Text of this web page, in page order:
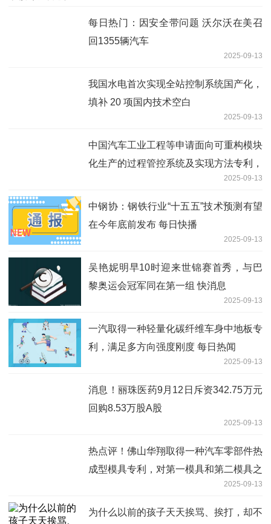
每日热门：因安全带问题 沃尔沃在美召
回1355辆汽车
2025-09-13
我国水电首次实现全站控制系统国产化，
填补 20 项国内技术空白
2025-09-13
中国汽车工业工程等申请面向可重构模块
化生产的过程管控系统及实现方法专利，
关联机械应力残留累积效应_每日动态
2025-09-13
中钢协：钢铁行业“十五五”技术预测有望
在今年底前发布 每日快播
2025-09-13
吴艳妮明早10时迎来世锦赛首秀，与巴
黎奥运会冠军同在第一组 快消息
2025-09-13
一汽取得一种轻量化碳纤维车身中地板专
利，满足多方向强度刚度 每日热闻
2025-09-13
消息！丽珠医药9月12日斥资342.75万元
回购8.53万股A股
2025-09-13
热点评！佛山华翔取得一种汽车零部件热
成型模具专利，对第一模具和第二模具之
2025-09-13
为什么以前的孩子天天挨骂、挨打，却不